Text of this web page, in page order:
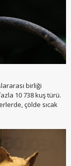
birliği
10 738 kuş türü.
çölde sıcak